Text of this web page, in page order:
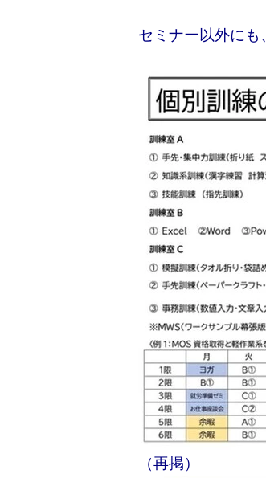
セミナー以外にも
（再掲）